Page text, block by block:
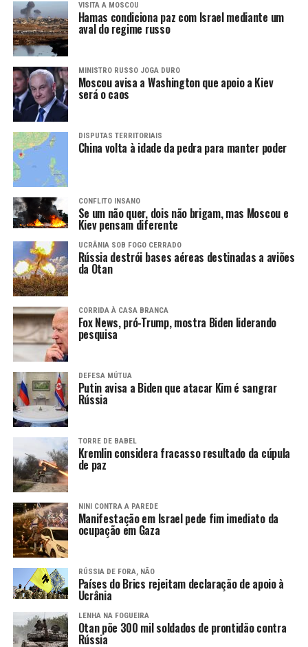
VISITA A MOSCOU
Hamas condiciona paz com Israel mediante um
aval do regime russo
MINISTRO RUSSO JOGA DURO
Moscou avisa a Washington que apoio a Kiev
será o caos
DISPUTAS TERRITORIAIS
China volta à idade da pedra para manter poder
CONFLITO INSANO
Se um não quer, dois não brigam, mas Moscou e
Kiev pensam diferente
UCRÂNIA SOB FOGO CERRADO
Rússia destrói bases aéreas destinadas a aviões
da Otan
CORRIDA À CASA BRANCA
Fox News, pró-Trump, mostra Biden liderando
pesquisa
DEFESA MÚTUA
Putin avisa a Biden que atacar Kim é sangrar
Rússia
TORRE DE BABEL
Kremlin considera fracasso resultado da cúpula
de paz
NINI CONTRA A PAREDE
Manifestação em Israel pede fim imediato da
ocupação em Gaza
RÚSSIA DE FORA, NÃO
Países do Brics rejeitam declaração de apoio à
Ucrânia
LENHA NA FOGUEIRA
Otan põe 300 mil soldados de prontidão contra
Rússia